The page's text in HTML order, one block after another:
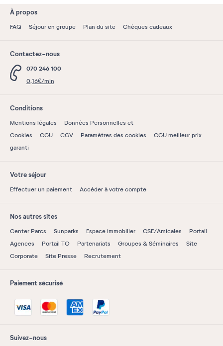
À propos
FAQ Séjour en groupe Plan du site Chèques cadeaux
Contactez-nous
070 246 100
0,16€/min
Conditions
Mentions légales
Données Personnelles et
Cookies
CGU CGV Paramètres des cookies
CGU meilleur prix
garanti
Votre séjour
Effectuer un paiement Accéder à votre compte
Nos autres sites
Center Parcs Sunparks Espace immobilier CSE/Amicales
Portail
Agences
Portail TO Partenariats Groupes & Séminaires
Site
Corporate
Site Presse Recrutement
Paiement sécurisé
Suivez-nous